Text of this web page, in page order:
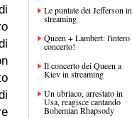
Le puntate dei Jefferson in
streaming
Queen + Lambert: l'intero
concerto!
Il concerto dei Queen a
Kiev in streaming
Un ubriaco, arrestato in
Usa, reagisce cantando
Bohemian Rhapsody